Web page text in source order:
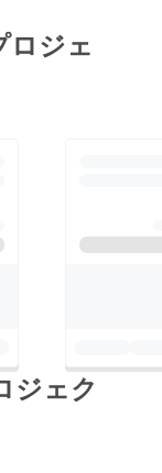
ロジェ
ジェク